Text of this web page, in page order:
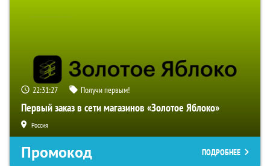
22:31:26 Получи первым!
Первый заказ в сети магазинов «Золотое Яблоко»
Россия
Промокод ПОДРОБНЕЕ